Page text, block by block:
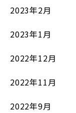
2023年2月
2023年1月
2022年12月
2022年11月
2022年9月